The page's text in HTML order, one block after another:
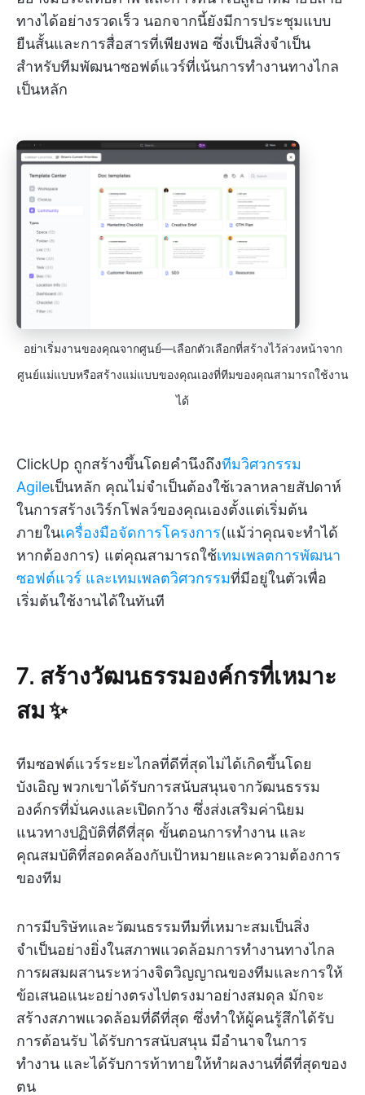
ทางได้อย่างรวดเร็ว นอกจากนี้ยังมีการประชุมแบบ
ยืนสั้นและการสื่อสารที่เพียงพอ ซึ่งเป็นสิ่งจำเป็น
สำหรับทีมพัฒนาซอฟต์แวร์ที่เน้นการทำงานทางไกล
เป็นหลัก
อย่าเริ่มงานของคุณจากศูนย์—เลือกตัวเลือกที่สร้างไว้ล่วงหน้าจาก
ศูนย์แม่แบบหรือสร้างแม่แบบของคุณเองที่ทีมของคุณสามารถใช้งาน
ได้
ClickUp ถูกสร้างขึ้นโดยคำนึงถึงทีมวิศวกรรม
Agileเป็นหลัก คุณไม่จำเป็นต้องใช้เวลาหลายสัปดาห์
ในการสร้างเวิร์กโฟลว์ของคุณเองตั้งแต่เริ่มต้น
ภายในเครื่องมือจัดการโครงการ(แม้ว่าคุณจะทำได้
หากต้องการ) แต่คุณสามารถใช้เทมเพลตการพัฒนา
ซอฟต์แวร์ และเทมเพลตวิศวกรรมที่มีอยู่ในตัวเพื่อ
เริ่มต้นใช้งานได้ในทันที
7. สร้างวัฒนธรรมองค์กรที่เหมาะ
สม ✨
ทีมซอฟต์แวร์ระยะไกลที่ดีที่สุดไม่ได้เกิดขึ้นโดย
บังเอิญ พวกเขาได้รับการสนับสนุนจากวัฒนธรรม
องค์กรที่มั่นคงและเปิดกว้าง ซึ่งส่งเสริมค่านิยม
แนวทางปฏิบัติที่ดีที่สุด ขั้นตอนการทำงาน และ
คุณสมบัติที่สอดคล้องกับเป้าหมายและความต้องการ
ของทีม
การมีบริษัทและวัฒนธรรมทีมที่เหมาะสมเป็นสิ่ง
จำเป็นอย่างยิ่งในสภาพแวดล้อมการทำงานทางไกล
การผสมผสานระหว่างจิตวิญญาณของทีมและการให้
ข้อเสนอแนะอย่างตรงไปตรงมาอย่างสมดุล มักจะ
สร้างสภาพแวดล้อมที่ดีที่สุด ซึ่งทำให้ผู้คนรู้สึกได้รับ
การต้อนรับ ได้รับการสนับสนุน มีอำนาจในการ
ทำงาน และได้รับการท้าทายให้ทำผลงานที่ดีที่สุดของ
ตน